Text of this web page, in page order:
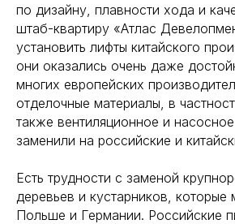
по дизайну, плавности хода и
штаб-квартиру «Атлас
установить лифты китайского
они оказались очень даже
многих европейских
отделочные материалы, в
также вентиляционное и
заменили на российские и
Есть трудности с заменой
деревьев и кустарников, которые
Польше и Германии. Российские